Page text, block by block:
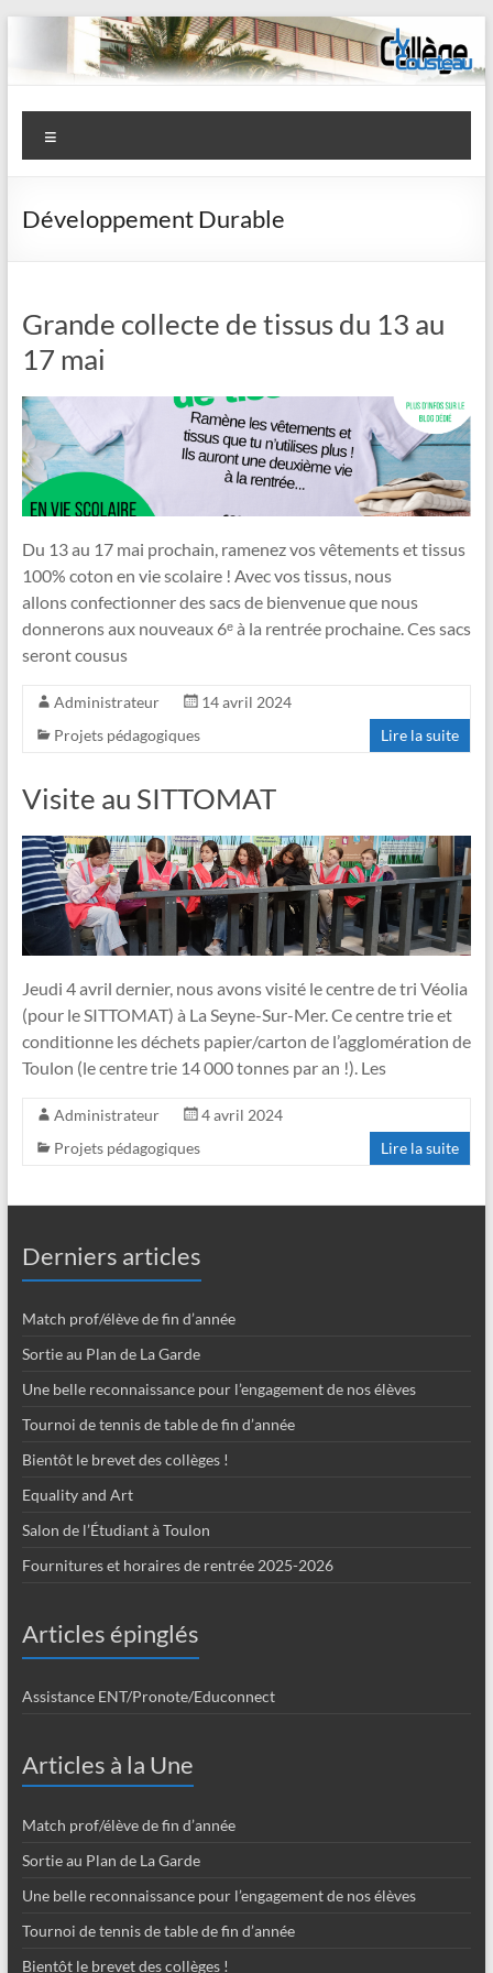
contenu
Collège
J-
Y
Cousteau
La
Garde
Développement Durable
Grande collecte de tissus du 13 au
17 mai
Du 13 au 17 mai prochain, ramenez vos vêtements et tissus
100% coton en vie scolaire ! Avec vos tissus, nous
allons confectionner des sacs de bienvenue que nous
donnerons aux nouveaux 6ᵉ à la rentrée prochaine. ​Ces sacs
seront cousus
Administrateur
14 avril 2024
Projets pédagogiques
Lire la suite
Visite au SITTOMAT
Jeudi 4 avril dernier, nous avons visité le centre de tri Véolia
(pour le SITTOMAT) à La Seyne-Sur-Mer. Ce centre trie et
conditionne les déchets papier/carton de l’agglomération de
Toulon (le centre trie 14 000 tonnes par an !). Les
Administrateur
4 avril 2024
Projets pédagogiques
Lire la suite
Derniers articles
Match prof/élève de fin d’année
Sortie au Plan de La Garde
Une belle reconnaissance pour l’engagement de nos élèves
Tournoi de tennis de table de fin d’année
Bientôt le brevet des collèges !
Equality and Art
Salon de l’Étudiant à Toulon
Fournitures et horaires de rentrée 2025-2026
Articles épinglés
Assistance ENT/Pronote/Educonnect
Articles à la Une
Match prof/élève de fin d’année
Sortie au Plan de La Garde
Une belle reconnaissance pour l’engagement de nos élèves
Tournoi de tennis de table de fin d’année
Bientôt le brevet des collèges !